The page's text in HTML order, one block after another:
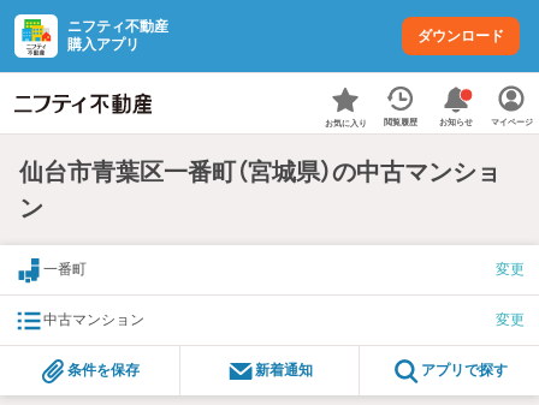
ニフティ不動産
購入アプリ
ダウンロード
お気に入り 閲覧履歴 お知らせ マイページ
仙台市青葉区一番町（宮城県）の中古マンショ
ン
一番町 変更
中古マンション 変更
条件を保存 新着通知 アプリで探す